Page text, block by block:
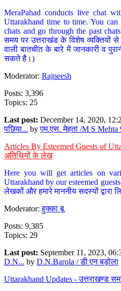
MeraPahad conducts live chat
Uttarakhand time to time. You
chats and go through the past
समय पर उत्तराखंड के विशेष व्यक्तियों
वाली बातचीत के बारे में जानकारी व
सकते है।)
Moderator: Rajneesh
Posts: 3,396
Topics: 25
Last post: December 14, 2020,
पछिया... byएम.एस. मेहता /M S Mehta
Articles By Esteemed Guests of
अतिथियों के लेख
Here you will get articles on
Uttarakhand by our esteemed
लेखकों और हमारे माननीय सदस्यों द्वारा
Moderator:हुक्का बू
Posts: 9,385
Topics: 29
Last post: September 11, 2023,
D.N... by D.N.Barola / डी एन बड़ोला
Uttarakhand Updates - उत्तराखण्ड